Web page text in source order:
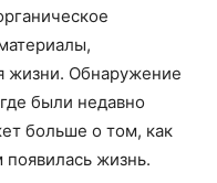
жизни. Обнаружение
были недавно
больше о том, как
жизнь.